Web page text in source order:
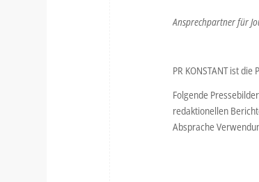
Ansprechpartner für
PR KONSTANT ist
Folgende
redaktionellen
Absprache